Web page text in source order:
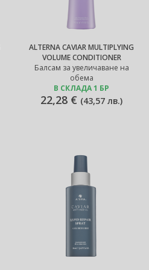
ALTERNA CAVIAR MULTIPLYING
VOLUME CONDITIONER
Балсам за увеличаване на
обема
В СКЛАДА 1 БР
22,28 € (43,57 лв.)